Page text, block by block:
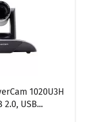
1020U3H
2.0, USB...